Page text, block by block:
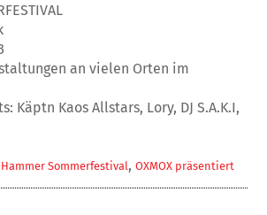
an vielen Orten im
Käptn Kaos Allstars, Lory, DJ S.A.K.I,
Hammer Sommerfestival,OXMOX präsentiert